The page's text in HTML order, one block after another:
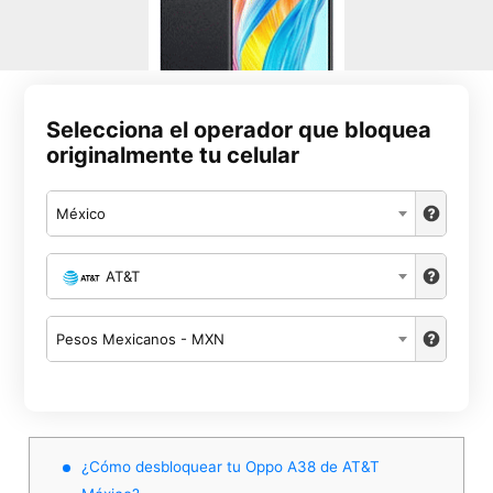
Selecciona el operador que bloquea
originalmente tu celular
México
AT&T
Pesos Mexicanos - MXN
¿Cómo desbloquear tu Oppo A38 de AT&T